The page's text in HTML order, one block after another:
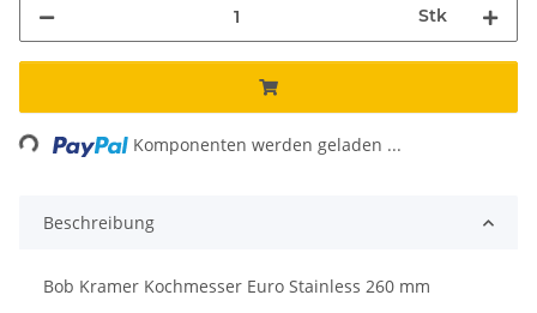
Stk
Komponenten werden geladen ...
Beschreibung
Bob Kramer Kochmesser Euro Stainless 260 mm